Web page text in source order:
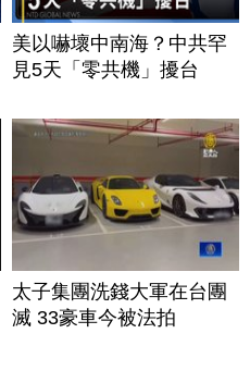
美以嚇壞中南海？中共罕
見5天「零共機」擾台
太子集團洗錢大軍在台團
滅 33豪車今被法拍